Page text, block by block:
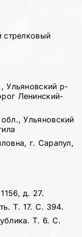
стрелковый
Ульяновский р-
Ленинский-
Ульяновский
г. Сарапул,
д. 27.
Т. 17. С. 394.
Т. 6. С.